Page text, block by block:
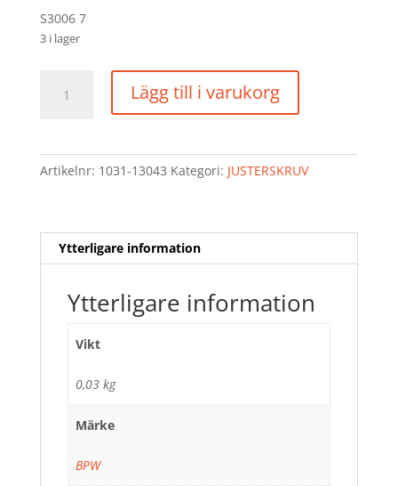
S3006 7
3 i lager
Lägg till i varukorg
Artikelnr: 1031-13043 Kategori: JUSTERSKRUV
Ytterligare information
Ytterligare information
Vikt
0,03 kg
Märke
BPW